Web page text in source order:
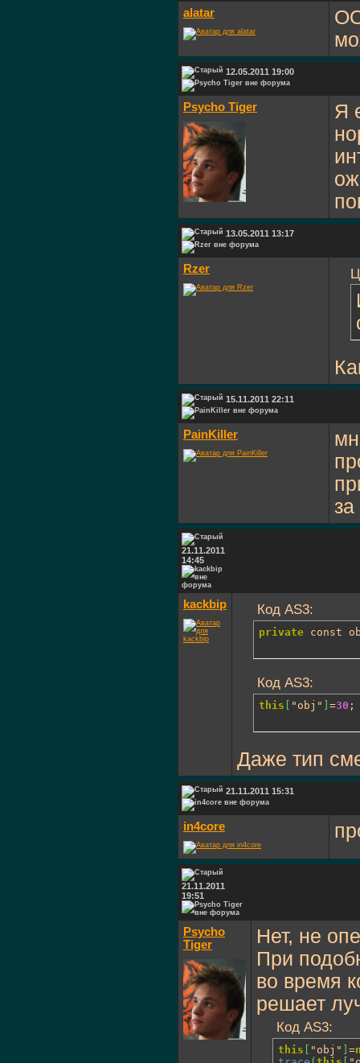
alatar
12.05.2011 19:00
Psycho Tiger
Я
13.05.2011 13:17
Rzer
15.11.2011 22:11
PainKiller
за
21.11.2011
14:45
kackbip Код AS3:
private const
Код AS3:
this "obj" =30 ;
Даже тип
21.11.2011 15:31
in4core
21.11.2011
19:51
Psycho
Tiger
Нет, не
При
во время
решает
Код AS3:
this "obj" =